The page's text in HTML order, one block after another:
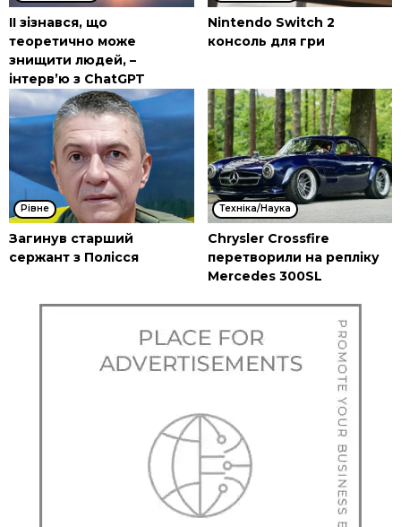
ІІ зізнався, що
теоретично може
знищити людей, –
інтерв’ю з ChatGPT
Nintendo Switch 2
консоль для гри
Рівне
Загинув старший
сержант з Полісся
Техніка/Наука
Chrysler Crossfire
перетворили на репліку
Mercedes 300SL